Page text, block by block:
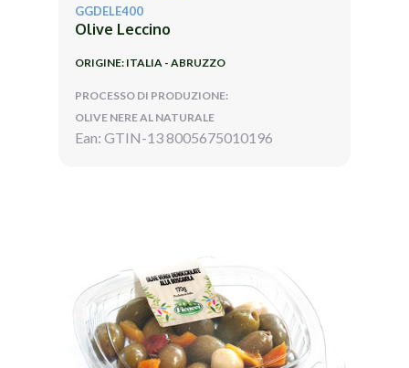
GGDELE400
Olive Leccino
ORIGINE: ITALIA - ABRUZZO
PROCESSO DI PRODUZIONE:
OLIVE NERE AL NATURALE
Ean: GTIN-13 8005675010196